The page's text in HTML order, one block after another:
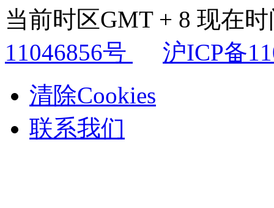
当前时区GMT + 8 现在
11046856号
沪ICP备
清除Cookies
联系我们